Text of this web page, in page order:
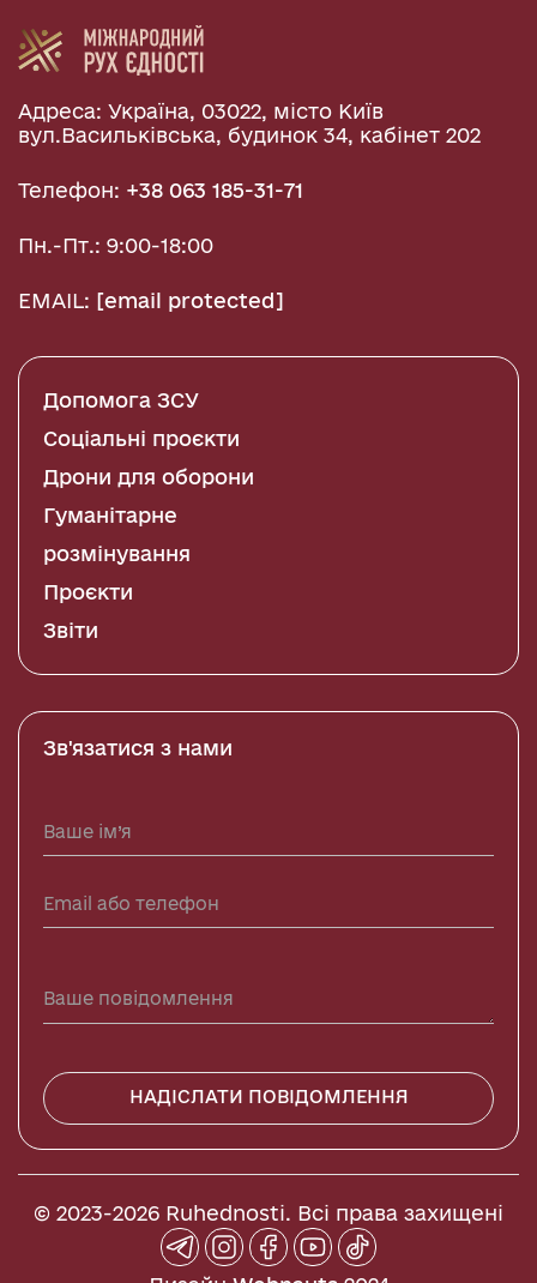
Адреса: Україна, 03022, місто Київ
вул.Васильківська, будинок 34, кабінет 202
Телефон: +38 063 185-31-71
Пн.-Пт.: 9:00-18:00
EMAIL: [email protected]
Допомога ЗСУ
Соціальні проєкти
Дрони для оборони
Гуманітарне
розмінування
Проєкти
Звіти
Зв'язатися з нами
НАДІСЛАТИ ПОВІДОМЛЕННЯ
© 2023-2026 Ruhednosti. Всі права захищені